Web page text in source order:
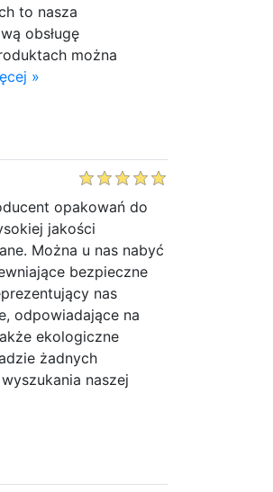
to nasza
obsługę
można
»
opakowań do
jakości
Można u nas nabyć
bezpieczne
nas
odpowiadające na
ekologiczne
żadnych
naszej